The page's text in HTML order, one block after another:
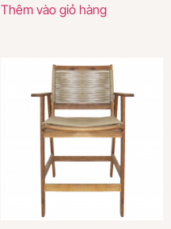
Thêm vào giỏ hàng